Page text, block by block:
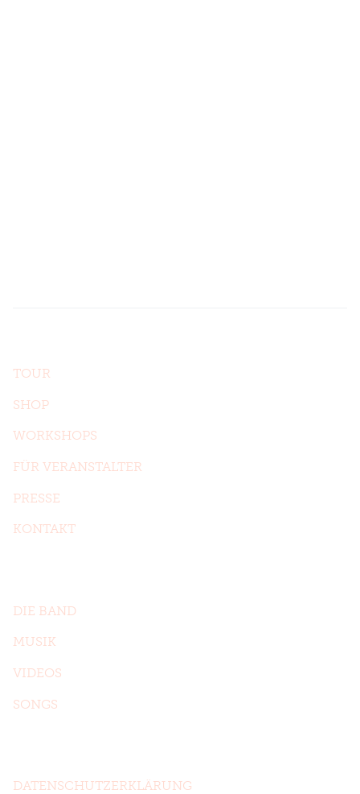
TOUR
SHOP
WORKSHOPS
FÜR VERANSTALTER
PRESSE
KONTAKT
DIE BAND
MUSIK
VIDEOS
SONGS
DATENSCHUTZERKLÄRUNG